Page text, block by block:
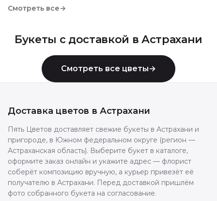
Смотреть все→
Букеты с доставкой вАстрахани
Смотреть все цветы→
Доставка цветов в Астрахани
Пять Цветов доставляет свежие букеты в Астрахани и
пригороде, в Южном федеральном округе (регион —
Астраханская область). Выберите букет в каталоге,
оформите заказ онлайн и укажите адрес — флорист
соберёт композицию вручную, а курьер привезёт её
получателю в Астрахани. Перед доставкой пришлём
фото собранного букета на согласование.